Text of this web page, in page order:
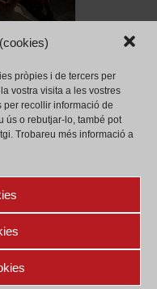
pròpies i de tercers per
vostra visita a les vostres
per recollir informació de
ús o rebutjar-lo, també pot
Trobareu més informació a
de Galetes (cookies)